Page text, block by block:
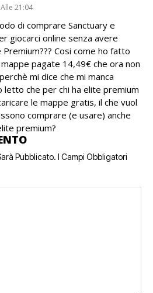
21:04
di comprare Sanctuary e
giocarci online senza avere
Premium??? Cosi come ho fatto
pagate 14,49€ che ora non
mi dice che mi manca
letto che per chi ha elite premium
le mappe gratis, il che vuol
comprare (e usare) anche
premium?
Pubblicato. I Campi Obbligatori